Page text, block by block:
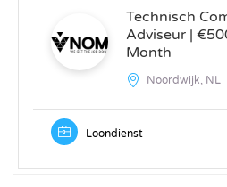
Technisch
Adviseur |
Month
Noordwijk, NL
Loondienst